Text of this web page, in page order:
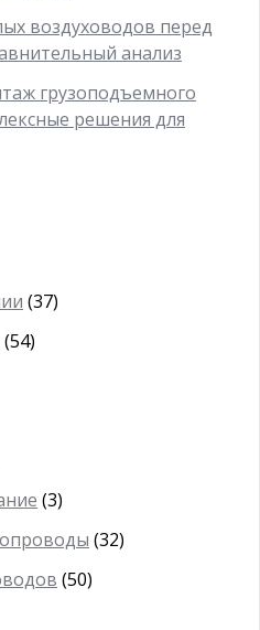
воздуховодов перед
анализ
грузоподъемного
решения для
(37)
(54)
(3)
(32)
(50)